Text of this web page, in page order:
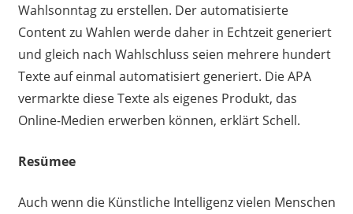
Wahlsonntag zu erstellen. Der automatisierte
Content zu Wahlen werde daher in Echtzeit generiert
und gleich nach Wahlschluss seien mehrere hundert
Texte auf einmal automatisiert generiert. Die APA
vermarkte diese Texte als eigenes Produkt, das
Online-Medien erwerben können, erklärt Schell.
Resümee
Auch wenn die Künstliche Intelligenz vielen Menschen